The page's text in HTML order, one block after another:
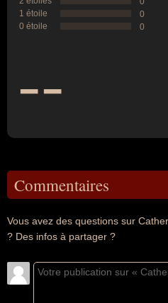
1 étoile
0
0 étoile
0
--
Commentaires
Vous avez des questions sur
? Des infos à partager ?